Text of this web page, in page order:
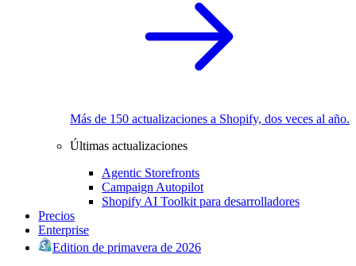
Más de 150 actualizaciones a Shopify, dos veces al año.
Últimas actualizaciones
Agentic Storefronts
Campaign Autopilot
Shopify AI Toolkit para desarrolladores
Precios
Enterprise
Edition de primavera de 2026